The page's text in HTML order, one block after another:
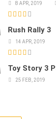
8 APR, 2019
Rush Rally 3
14 APR, 2019
Toy Story 3
25 FEB, 2019